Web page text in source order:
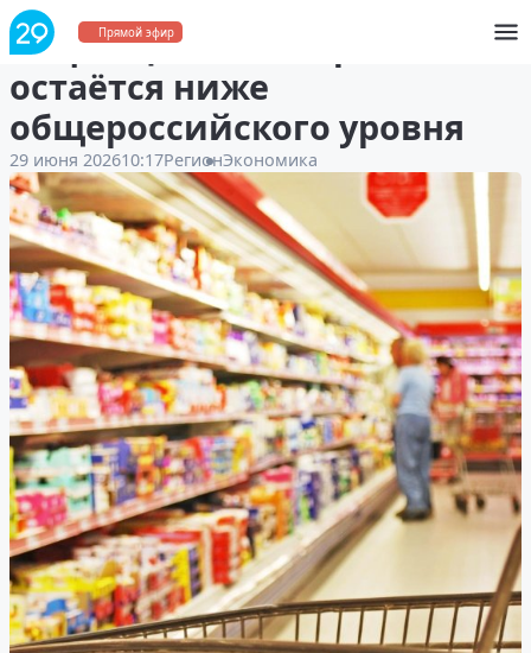
Прямой эфир
Инфляция в Поморье
остаётся ниже
общероссийского уровня
29 июня 202610:17РегионЭкономика